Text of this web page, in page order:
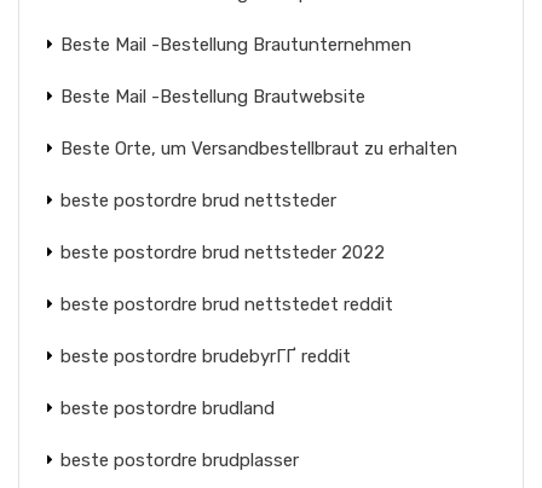
Beste Mail -Bestellung Brautunternehmen
Beste Mail -Bestellung Brautwebsite
Beste Orte, um Versandbestellbraut zu erhalten
beste postordre brud nettsteder
beste postordre brud nettsteder 2022
beste postordre brud nettstedet reddit
beste postordre brudebyrГҐ reddit
beste postordre brudland
beste postordre brudplasser